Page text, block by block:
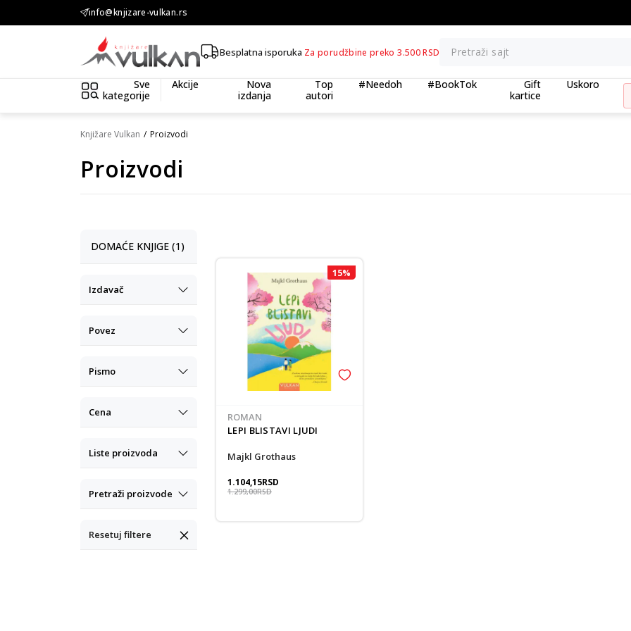
info@knjizare-vulkan.rs
KOLIČINSKI POPUST ::: Dodatnih 10% na tri kupljena artikla
Besplatna isporuka Za porudžbine preko 3.500 RSD Pretraži sajt
Sve
kategorije
Akcije
Nova
izdanja
Top
autori
#Needoh #BookTok
Gift
kartice
Uskoro
Knjižare Vulkan Proizvodi
Proizvodi
DOMAĆE KNJIGE (1)
Resetuj filtere
Izdavač
Povez
Pismo
Cena
Liste proizvoda
Pretraži proizvode
15%
ROMAN
LEPI BLISTAVI LJUDI
Majkl Grothaus
1.104,15RSD
1.299,00RSD